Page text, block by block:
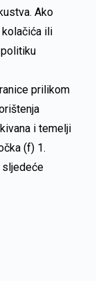
Ako
ili
prilikom
i temelji
(f) 1.
sljedeće